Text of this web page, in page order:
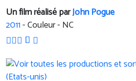
Un film réalisé parJohn Pogue
2011- Couleur - NC